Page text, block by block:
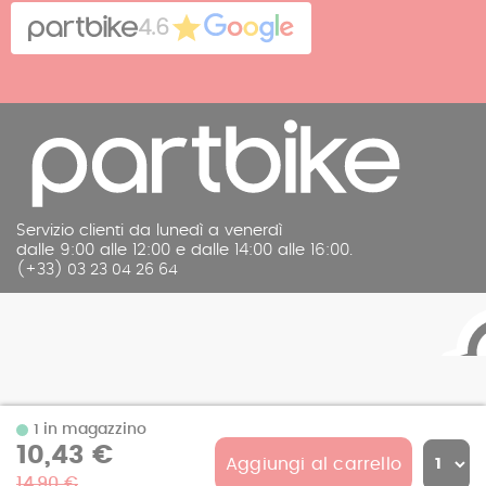
1 in magazzino
10,43 € Aggiungi al carrello
Contatto
Note legali
4.6
Servizio clienti da lunedì a venerdì
dalle 9:00 alle 12:00 e dalle 14:00 alle 16:00.
(+33) 03 23 04 26 64
© 2026 Partbike